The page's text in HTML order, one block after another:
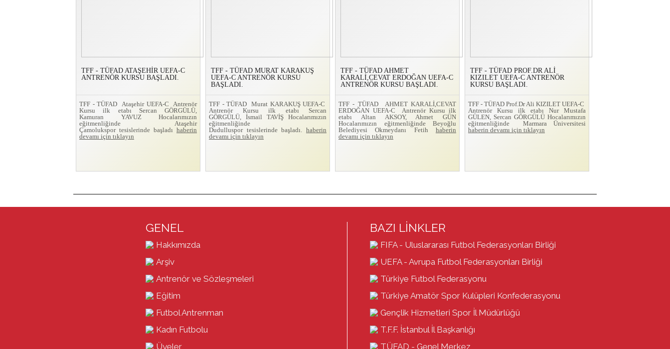
TFF - TÜFAD ATAŞEHİR UEFA-C
ANTRENÖR KURSU BAŞLADI.
TFF - TÜFAD Ataşehir UEFA-C Antrenör
Kursu ilk etabı Sercan GÖRGÜLÜ,
Kamuran YAVUZ Hocalarımızın
eğitmenliğinde Ataşehir
Çamolukspor tesislerinde başladı haberin
devamı için tıklayın
TFF - TÜFAD MURAT KARAKUŞ
UEFA-C ANTRENÖR KURSU
BAŞLADI.
TFF - TÜFAD Murat KARAKUŞ UEFA-C
Antrenör Kursu ilk etabı Sercan
GÖRGÜLÜ, İsmail TAVİŞ Hocalarımızın
eğitmenliğinde
Dudulluspor tesislerinde başladı. haberin
devamı için tıklayın
TFF - TÜFAD AHMET
KARALİ,CEVAT ERDOĞAN UEFA-C
ANTRENÖR KURSU BAŞLADI.
TFF - TÜFAD AHMET KARALİ,CEVAT
ERDOĞAN UEFA-C Antrenör Kursu ilk
etabı Altan AKSOY, Ahmet GÜN
Hocalarımızın eğitmenliğinde Beyoğlu
Belediyesi Okmeydanı Fetih haberin
devamı için tıklayın
TFF - TÜFAD PROF.DR ALİ
KIZILET UEFA-C ANTRENÖR
KURSU BAŞLADI.
TFF - TÜFAD Prof.Dr Ali KIZILET UEFA-C
Antrenör Kursu ilk etabı Nur Mustafa
GÜLEN, Sercan GÖRGÜLÜ Hocalarımızın
eğitmenliğinde Marmara Üniversitesi
haberin devamı için tıklayın
GENEL
Hakkımızda
Arşiv
Antrenör ve Sözleşmeleri
Eğitim
Futbol Antrenman
Kadın Futbolu
Üyeler
BAZI LİNKLER
FIFA - Uluslararası Futbol Federasyonları Birliği
UEFA - Avrupa Futbol Federasyonları Birliği
Türkiye Futbol Federasyonu
Türkiye Amatör Spor Kulüpleri Konfederasyonu
Gençlik Hizmetleri Spor İl Müdürlüğü
T.F.F. İstanbul İl Başkanlığı
TÜFAD - Genel Merkez